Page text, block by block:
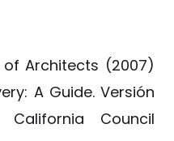
Architects (2007)
A Guide. Versión
Council